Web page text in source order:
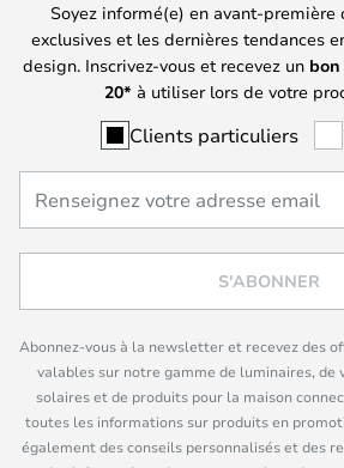
Soyez informé(e) en avant-première
exclusives et les dernières tendances
design. Inscrivez-vous et recevez un
20* à utiliser lors de votre
Clients particuliers
S'ABONNER
Abonnez-vous à la newsletter et recevez des
valables sur notre gamme de luminaires, de
solaires et de produits pour la maison
toutes les informations sur produits en
également des conseils personnalisés et des